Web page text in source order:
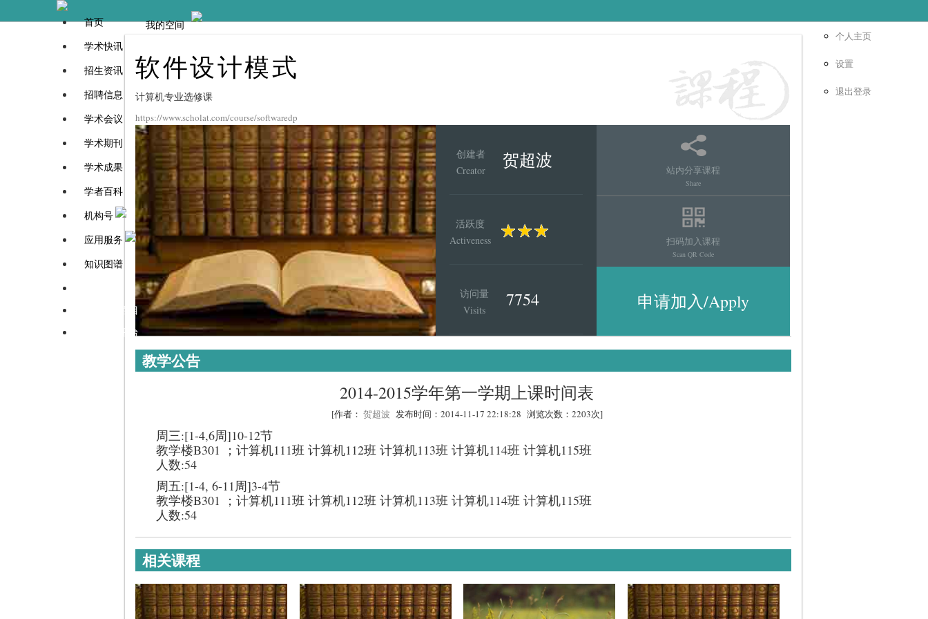
首页
学术快讯
招生资讯
招聘信息
学术会议
学术期刊
学术成果
学者百科
机构号
应用服务
知识图谱
高校师资栏目
学术会议平台
我的空间
个人主页
设置
退出登录
软件设计模式
计算机专业选修课
https://www.scholat.com/course/softwaredp
创建者
Creator
贺超波
活跃度
Activeness
访问量
Visits
7754
站内分享课程
Share
扫码加入课程
Scan QR Code
申请加入/Apply
教学公告
2014-2015学年第一学期上课时间表
[作者： 贺超波 发布时间：2014-11-17 22:18:28 浏览次数：2203次]
周三:[1-4,6周]10-12节
教学楼B301 ；计算机111班 计算机112班 计算机113班 计算机114班 计算机115班
人数:54
周五:[1-4, 6-11周]3-4节
教学楼B301 ；计算机111班 计算机112班 计算机113班 计算机114班 计算机115班
人数:54
相关课程